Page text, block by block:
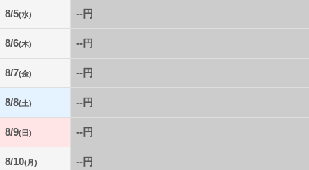
8/5(水) --円
8/6(木) --円
8/7(金) --円
8/8(土) --円
8/9(日) --円
8/10(月) --円